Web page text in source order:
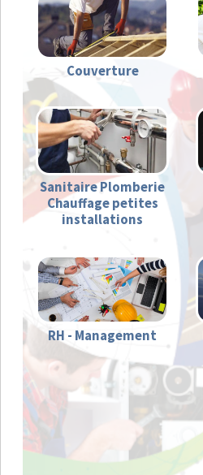
Couverture
Sanitaire Plomberie
Chauffage petites
installations
RH - Management